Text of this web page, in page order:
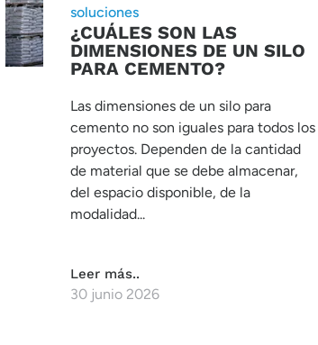
soluciones
¿CUÁLES SON LAS
DIMENSIONES DE UN SILO
PARA CEMENTO?
Las dimensiones de un silo para
cemento no son iguales para todos los
proyectos. Dependen de la cantidad
de material que se debe almacenar,
del espacio disponible, de la
modalidad...
Leer más..
30 junio 2026